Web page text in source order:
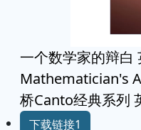
一个数学家的辩白
Mathematician's
桥Canto经典系列
下载链接1